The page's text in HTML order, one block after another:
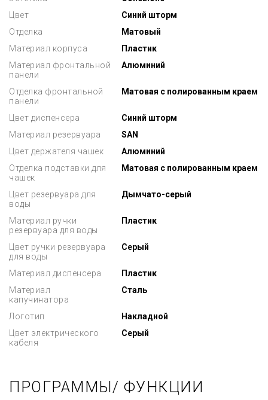
Цвет
Синий шторм
Отделка
Матовый
Материал корпуса
Пластик
Материал фронтальной
панели
Алюминий
Отделка фронтальной
панели
Матовая с полированным краем
Цвет диспенсера
Синий шторм
Материал резервуара
SAN
Цвет держателя чашек
Алюминий
Отделка подставки для
чашек
Матовая с полированным краем
Цвет резервуара для
воды
Дымчато-серый
Материал ручки
резервуара для воды
Пластик
Цвет ручки резервуара
для воды
Серый
Материал диспенсера
Пластик
Материал
капучинатора
Сталь
Логотип
Накладной
Цвет электрического
кабеля
Серый
ПРОГРАММЫ/ ФУНКЦИИ